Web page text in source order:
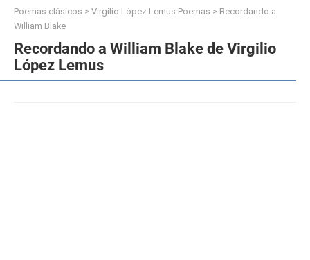
Poemas clásicos > Virgilio López Lemus Poemas > Recordando a
William Blake
Recordando a William Blake de Virgilio
López Lemus